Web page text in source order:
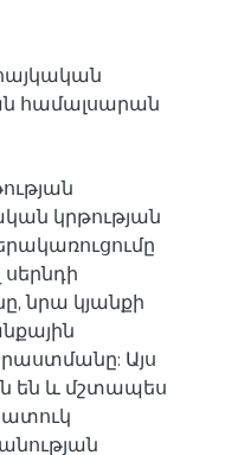
համալսարան
կրթության
նրա կյանքի
Այս
են և մշտապես